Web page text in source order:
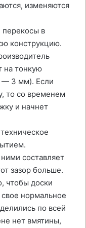
изменяются
в
конструкцию.
на тонкую
— 3 мм). Если
то со временем
и начнет
составляет
зазор больше.
чтобы доски
нормальное
по всей
нет вмятины,